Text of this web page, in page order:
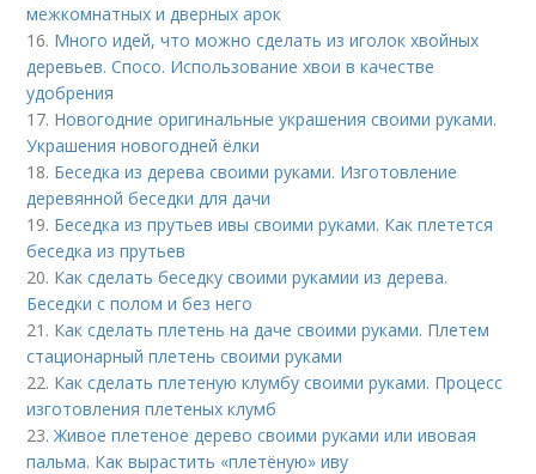
межкомнатных и дверных арок
16. Много идей, что можно сделать из иголок хвойных
деревьев. Спосо. Использование хвои в качестве
удобрения
17. Новогодние оригинальные украшения своими руками.
Украшения новогодней ёлки
18. Беседка из дерева своими руками. Изготовление
деревянной беседки для дачи
19. Беседка из прутьев ивы своими руками. Как плетется
беседка из прутьев
20. Как сделать беседку своими рукамии из дерева.
Беседки с полом и без него
21. Как сделать плетень на даче своими руками. Плетем
стационарный плетень своими руками
22. Как сделать плетеную клумбу своими руками. Процесс
изготовления плетеных клумб
23.Живое плетеное дерево своими руками или ивовая
пальма. Как вырастить «плетёную» иву